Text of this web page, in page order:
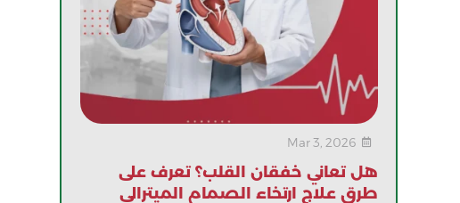

Mar 3, 2026
هل تعاني خفقان القلب؟ تعرف على
طرق علاج ارتخاء الصمام الميترالي